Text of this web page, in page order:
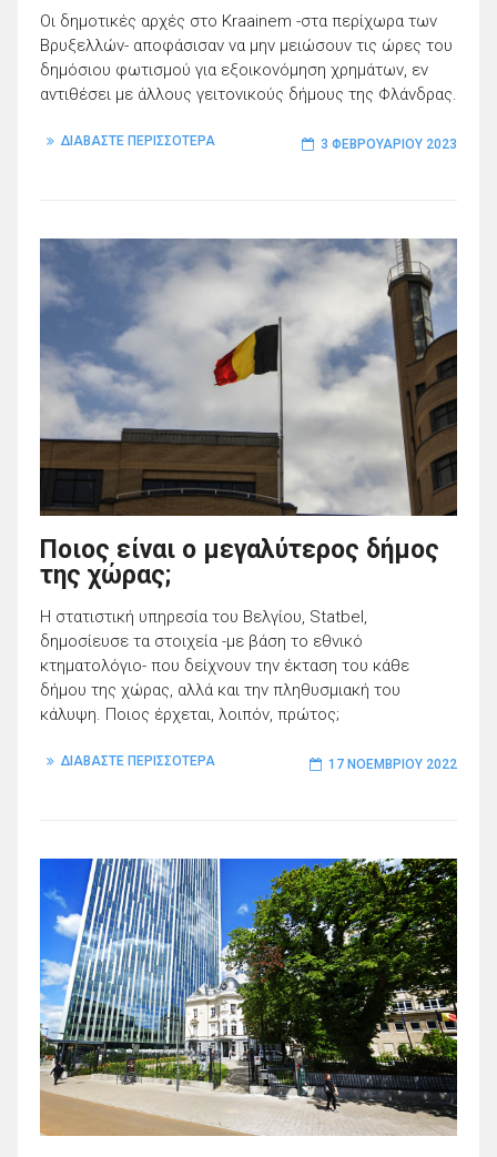
Οι δημοτικές αρχές στο Kraainem -στα περίχωρα των
Βρυξελλών- αποφάσισαν να μην μειώσουν τις ώρες του
δημόσιου φωτισμού για εξοικονόμηση χρημάτων, εν
αντιθέσει με άλλους γειτονικούς δήμους της Φλάνδρας.
ΔΙΑΒΑΣΤΕ ΠΕΡΙΣΣΟΤΕΡΑ 3 ΦΕΒΡΟΥΑΡΊΟΥ 2023
Ποιος είναι ο μεγαλύτερος δήμος
της χώρας;
Η στατιστική υπηρεσία του Βελγίου, Statbel,
δημοσίευσε τα στοιχεία -με βάση το εθνικό
κτηματολόγιο- που δείχνουν την έκταση του κάθε
δήμου της χώρας, αλλά και την πληθυσμιακή του
κάλυψη. Ποιος έρχεται, λοιπόν, πρώτος;
ΔΙΑΒΑΣΤΕ ΠΕΡΙΣΣΟΤΕΡΑ 17 ΝΟΕΜΒΡΊΟΥ 2022